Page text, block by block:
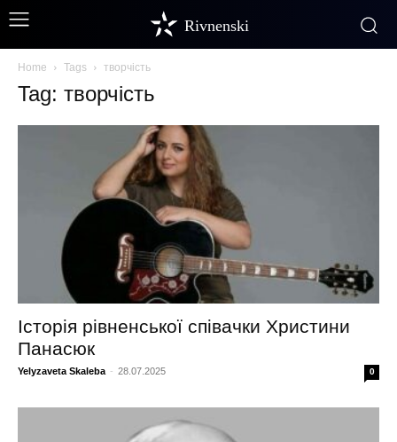
Rivnenski
Home Tags творчість
Tag: творчість
Історія рівненської співачки Христини
Панасюк
Yelyzaveta Skaleba - 28.07.2025 0